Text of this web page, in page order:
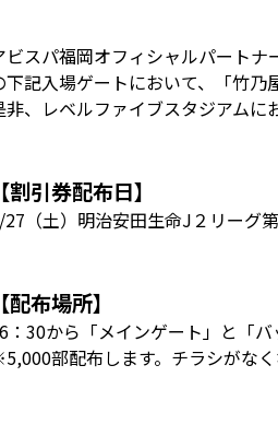
ビスパ福岡オフィシャルパート
下記入場ゲートにおいて、「竹
非、レベルファイブスタジアムに
【割引券配布日】
27（土）明治安田生命J２リーグ
【配布場所】
：30から「メインゲート」と「バ
部配布します。チラシがなく